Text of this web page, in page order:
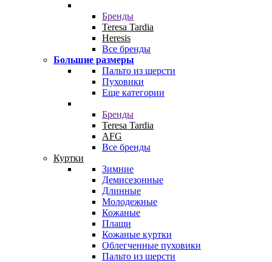
Бренды
Teresa Tardia
Heresis
Все бренды
Большие размеры
Пальто из шерсти
Пуховики
Еще категории
Бренды
Teresa Tardia
AFG
Все бренды
Куртки
Зимние
Демисезонные
Длинные
Молодежные
Кожаные
Плащи
Кожаные куртки
Облегченные пуховики
Пальто из шерсти